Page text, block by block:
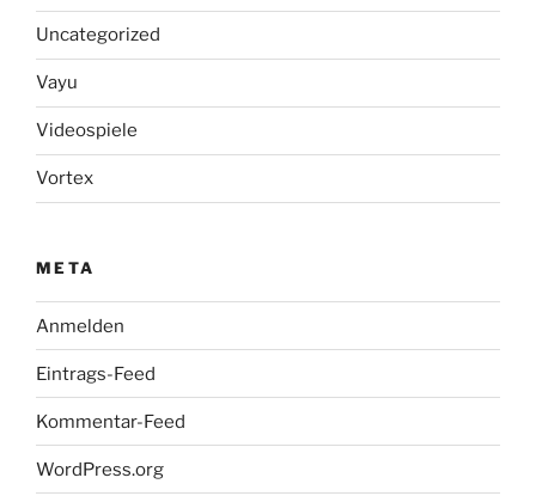
Uncategorized
Vayu
Videospiele
Vortex
META
Anmelden
Eintrags-Feed
Kommentar-Feed
WordPress.org